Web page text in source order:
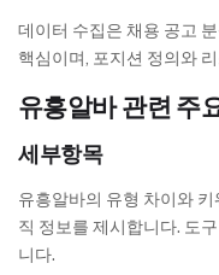
데이터 수집은 채용 공고
핵심이며, 포지션 정의와
유흥알바 관련 주
세부항목
유흥알바의 유형 차이와
직 정보를 제시합니다. 도
니다.